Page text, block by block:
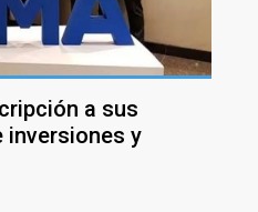
a sus
inversiones y